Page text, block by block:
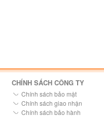
CHÍNH SÁCH CÔNG TY
Chính sách bảo mật
Chính sách giao nhận
Chính sách bảo hành